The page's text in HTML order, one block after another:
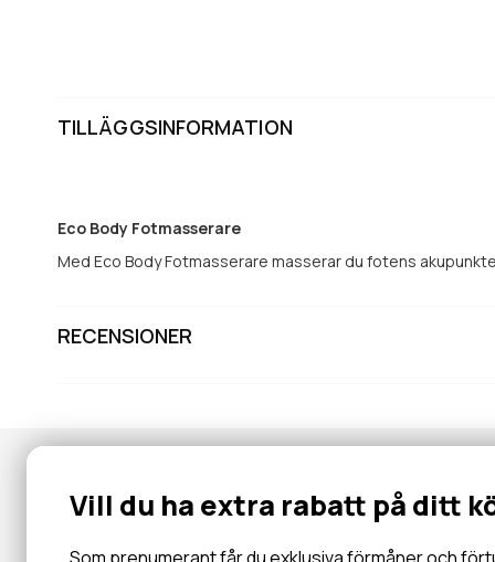
TILLÄGGSINFORMATION
Eco Body Fotmasserare
Med Eco Body Fotmasserare masserar du fotens
RECENSIONER
Recensioner Frågor
Vill du ha extra rabatt på ditt